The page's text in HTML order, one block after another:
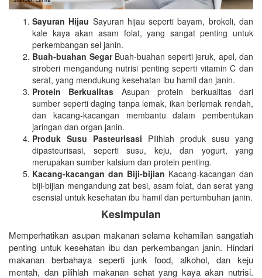
Sayuran Hijau Sayuran hijau seperti bayam, brokoli, dan
kale kaya akan asam folat, yang sangat penting untuk
perkembangan sel janin.
Buah-buahan SegarBuah-buahan seperti jeruk, apel, dan
stroberi mengandung nutrisi penting seperti vitamin C dan
serat, yang mendukung kesehatan ibu hamil dan janin.
Protein Berkualitas Asupan protein berkualitas dari
sumber seperti daging tanpa lemak, ikan berlemak rendah,
dan kacang-kacangan membantu dalam pembentukan
jaringan dan organ janin.
Produk Susu Pasteurisasi Pilihlah produk susu yang
dipasteurisasi, seperti susu, keju, dan yogurt, yang
merupakan sumber kalsium dan protein penting.
Kacang-kacangan dan Biji-bijian Kacang-kacangan dan
biji-bijian mengandung zat besi, asam folat, dan serat yang
esensial untuk kesehatan ibu hamil dan pertumbuhan janin.
Kesimpulan
Memperhatikan asupan makanan selama kehamilan sangatlah
penting untuk kesehatan ibu dan perkembangan janin. Hindari
makanan berbahaya seperti junk food, alkohol, dan keju
mentah, dan pilihlah makanan sehat yang kaya akan nutrisi.